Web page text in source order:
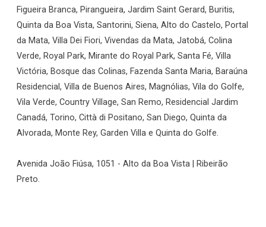
Figueira Branca, Pirangueira, Jardim Saint Gerard, Buritis,
Quinta da Boa Vista, Santorini, Siena, Alto do Castelo, Portal
da Mata, Villa Dei Fiori, Vivendas da Mata, Jatobá, Colina
Verde, Royal Park, Mirante do Royal Park, Santa Fé, Villa
Victória, Bosque das Colinas, Fazenda Santa Maria, Baraúna
Residencial, Villa de Buenos Aires, Magnólias, Vila do Golfe,
Vila Verde, Country Village, San Remo, Residencial Jardim
Canadá, Torino, Città di Positano, San Diego, Quinta da
Alvorada, Monte Rey, Garden Villa e Quinta do Golfe.
Avenida João Fiúsa, 1051 - Alto da Boa Vista | Ribeirão
Preto.